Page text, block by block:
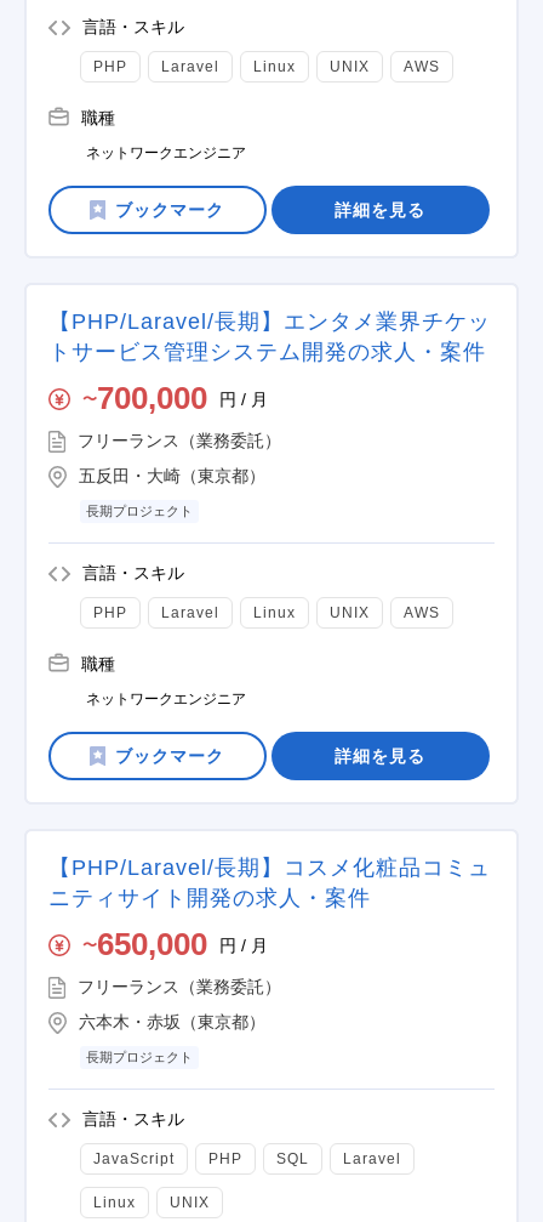
言語・スキル
PHP Laravel Linux UNIX AWS
職種
ネットワークエンジニア
詳細を見る
【PHP/Laravel/長期】エンタメ業界チケッ
トサービス管理システム開発の求人・案件
〜700,000 円 / 月
フリーランス（業務委託）
五反田・大崎（東京都）
長期プロジェクト
言語・スキル
PHP Laravel Linux UNIX AWS
職種
ネットワークエンジニア
詳細を見る
【PHP/Laravel/長期】コスメ化粧品コミュ
ニティサイト開発の求人・案件
〜650,000 円 / 月
フリーランス（業務委託）
六本木・赤坂（東京都）
長期プロジェクト
言語・スキル
JavaScript PHP SQL Laravel
Linux UNIX